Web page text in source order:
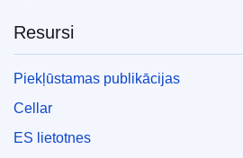
Resursi
Piekļūstamas publikācijas
Cellar
ES lietotnes